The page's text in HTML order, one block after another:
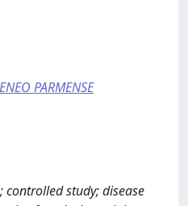
PARMENSE
study; disease